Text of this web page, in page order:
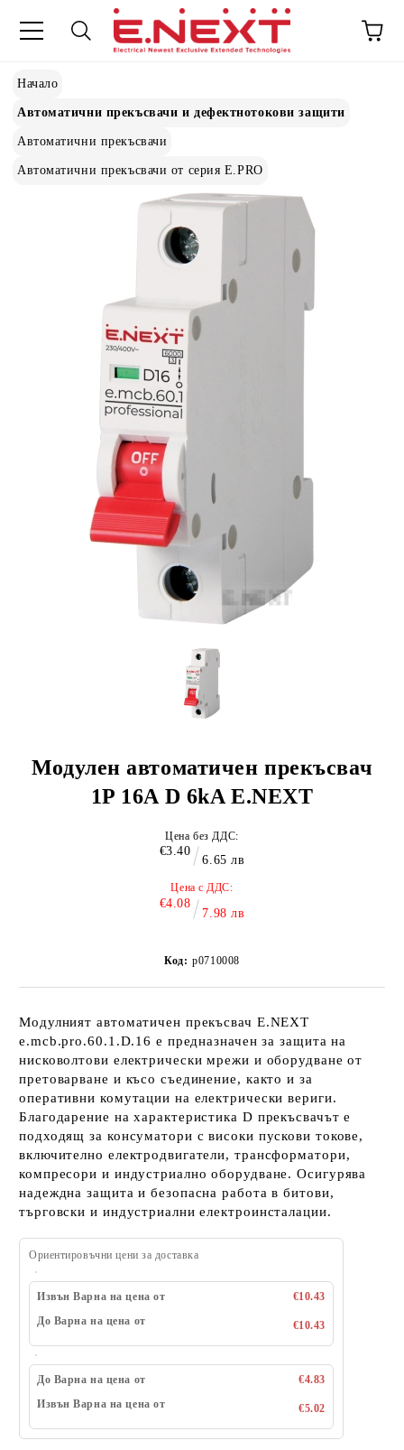
Начало
Автоматични прекъсвачи и дефектнотокови защити
Автоматични прекъсвачи
Автоматични прекъсвачи от серия E.PRO
Модулен автоматичен прекъсвач
1P 16A D 6kA E.NEXT
Цена без ДДС:
€3.40
6.65 лв
Цена с ДДС:
€4.08
7.98 лв
Код: p0710008
Модулният автоматичен прекъсвач E.NEXT
e.mcb.pro.60.1.D.16 е предназначен за защита на
нисковолтови електрически мрежи и оборудване от
претоварване и късо съединение, както и за
оперативни комутации на електрически вериги.
Благодарение на характеристика D прекъсвачът е
подходящ за консуматори с високи пускови токове,
включително електродвигатели, трансформатори,
компресори и индустриално оборудване. Осигурява
надеждна защита и безопасна работа в битови,
търговски и индустриални електроинсталации.
Ориентировъчни цени за доставка
Извън Варна на цена от
€10.43
До Варна на цена от
€10.43
До Варна на цена от
€4.83
Извън Варна на цена от
€5.02